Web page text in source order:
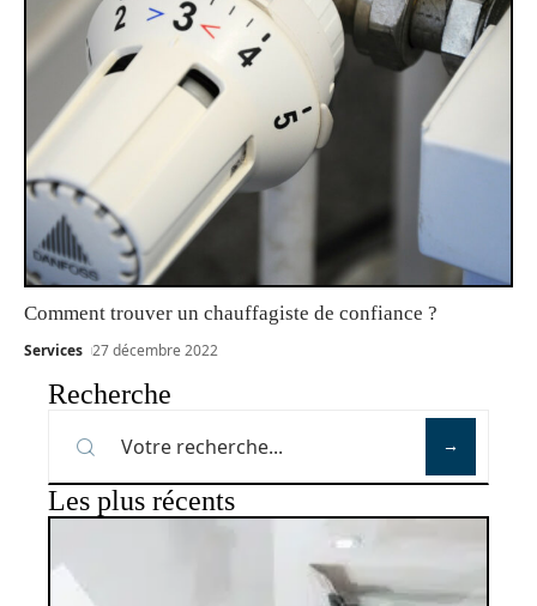
Comment trouver un chauffagiste de confiance ?
Services 27 décembre 2022
Recherche
Les plus récents